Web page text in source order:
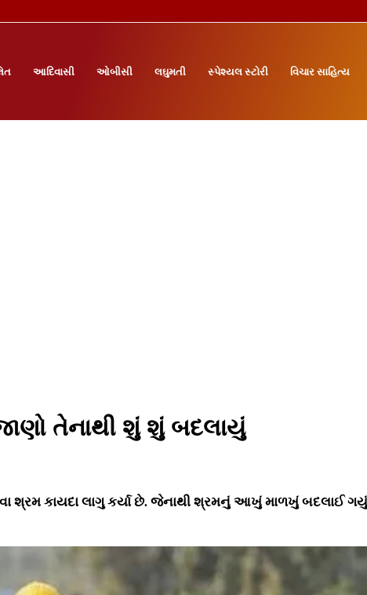
આદિવાસી ઓબીસી લઘુમતી સ્પેશ્યલ સ્ટોરી વિચાર સાહિત્ય
તેનાથી શું શું બદલાયું
શ્રમ કાયદા લાગુ કર્યા છે. જેનાથી શ્રમનું આખું માળખું બદલાઈ